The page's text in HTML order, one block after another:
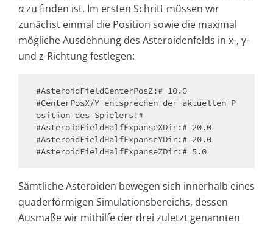
azu finden ist. Im ersten Schritt müssen wir
zunächst einmal die Position sowie die maximal
mögliche Ausdehnung des Asteroidenfelds in x-, y-
und z-Richtung festlegen:
#AsteroidFieldCenterPosZ:# 10.0
#CenterPosX/Y entsprechen der aktuellen P
osition des Spielers!#
#AsteroidFieldHalfExpanseXDir:# 20.0
#AsteroidFieldHalfExpanseYDir:# 20.0
#AsteroidFieldHalfExpanseZDir:# 5.0
Sämtliche Asteroiden bewegen sich innerhalb eines
quaderförmigen Simulationsbereichs, dessen
Ausmaße wir mithilfe der drei zuletzt genannten